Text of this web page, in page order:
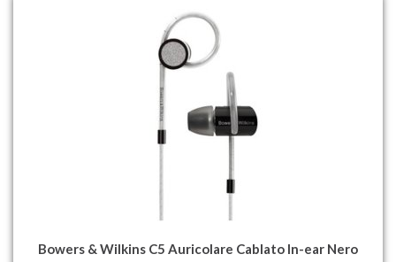
Bowers & Wilkins C5 Auricolare Cablato In-ear Nero